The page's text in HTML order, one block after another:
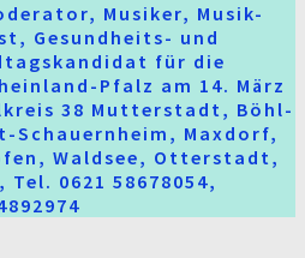
Musiker, Musik-
Gesundheits- und
für die
Pfalz am 14. März
38 Mutterstadt, Böhl-
Schauernheim, Maxdorf,
Waldsee, Otterstadt,
0621 58678054,